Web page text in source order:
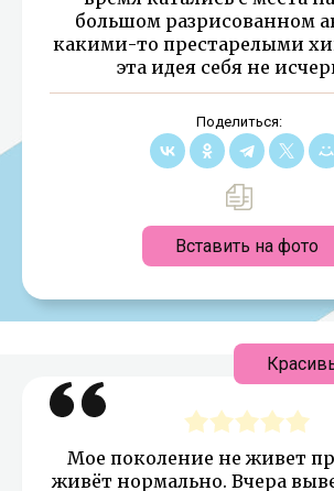
большом разрисованном
какими-то престарелыми
эта идея себя не
Поделиться:
Вставить на фото
Мое поколение не живет
живёт нормально. Вчера